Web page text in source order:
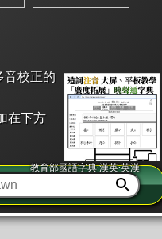
音校正的
在下方
同注音」或「同筆畫」。
查詢」此字詞的解釋，不
教育部國語字典·漢英·英漢